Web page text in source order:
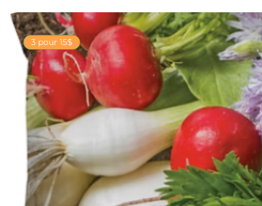
3 pour 15$